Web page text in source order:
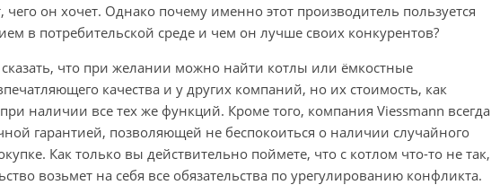
он хочет. Однако почему именно этот производитель пользуется
в потребительской среде и чем он лучше своих конкурентов?
что при желании можно найти котлы или ёмкостные
качества и у других компаний, но их стоимость, как
наличии все тех же функций. Кроме того, компания Viessmann всегда
гарантией, позволяющей не беспокоиться о наличии случайного
Как только вы действительно поймете, что с котлом что-то не так,
возьмет на себя все обязательства по урегулированию конфликта.